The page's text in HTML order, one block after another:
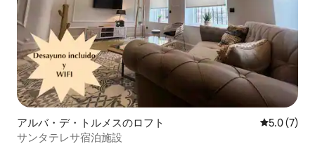
アルバ・デ・トルメスのロフト レビュー7
5.0 (7)
サンタテレサ宿泊施設